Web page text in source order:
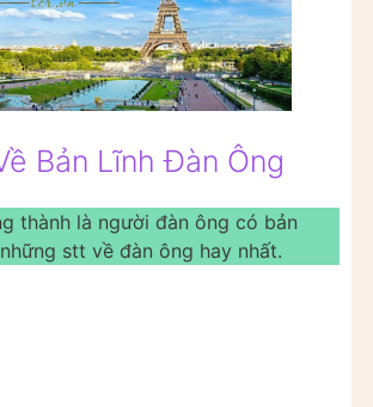
Bản Lĩnh Đàn Ông
thành là người đàn ông có bản
stt về đàn ông hay nhất.